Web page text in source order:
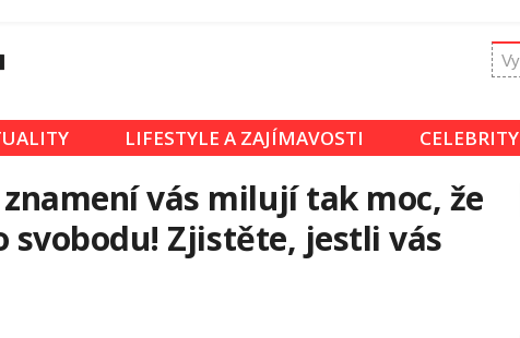
LIFESTYLE A ZAJÍMAVOSTI CELEBRITY
znamení vás milují tak moc, že
svobodu! Zjistěte, jestli vás